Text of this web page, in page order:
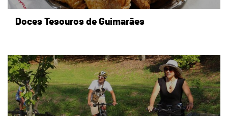
Doces Tesouros de Guimarães
page